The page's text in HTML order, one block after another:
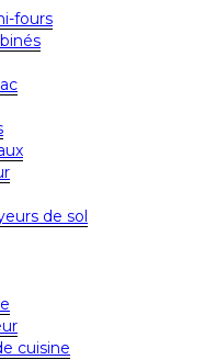
fours
de sol
cuisine